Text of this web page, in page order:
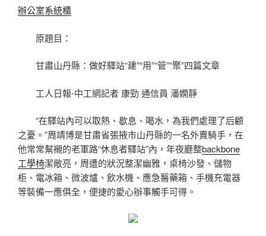
辦公室系統櫃
原題目：
甘肅山丹縣：做好驛站“建”“用”“管”“聚”四篇文章
工人日報-中工網記者 康勁 通信員 潘嫻靜
“在驛站內可以取熱、歇息、喝水，為我們處理了后顧
之憂。”周靖博是甘肅省張掖市山丹縣的一名外賣騎手，在
他常常幫襯的老軍路“休息者驛站”內，年夜廳整backbone
工學椅潔敞亮，周遭的狀況整潔幽雅，桌椅沙發、儲物
柜、電冰箱、微波爐、飲水機、應急醫藥箱、手機充電器
等裝備一應俱全，便捷的愛心辦事觸手可得。